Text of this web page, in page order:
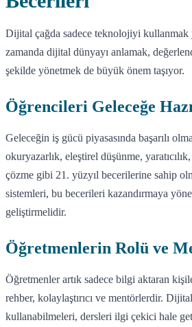
Dijital çağda sadece teknolojiyi kullanmak
zamanda dijital dünyayı anlamak,
şekilde yönetmek de büyük önem taşıyor.
Öğrencileri Geleceğe
Geleceğin iş gücü piyasasında başarılı
okuryazarlık, eleştirel düşünme,
çözme gibi 21. yüzyıl becerilerine sahip
sistemleri, bu becerileri kazandırmaya
geliştirmelidir.
Öğretmenlerin Rolü ve
Öğretmenler artık sadece bilgi aktaran
rehber, kolaylaştırıcı ve mentörlerdir.
kullanabilmeleri, dersleri ilgi çekici hale